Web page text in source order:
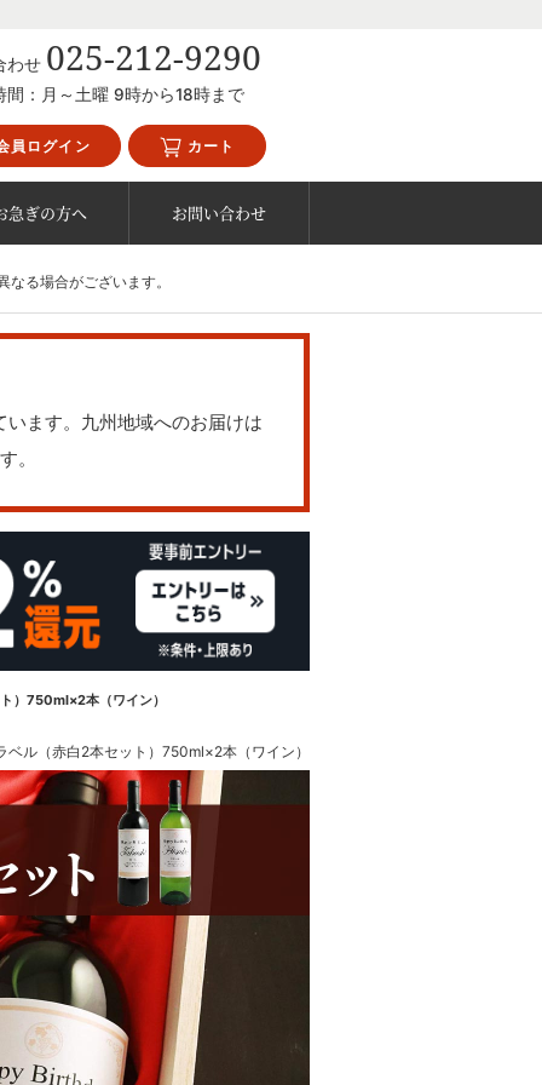
員ログイン カート
わせ 025-212-9290
間：月～土曜 9時から18時まで
急ぎの方へ お問い合わせ
る場合がございます。
ます。九州地域へのお届けは
。
）750ml×2本（ワイン）
ル（赤白2本セット）750ml×2本（ワイン）